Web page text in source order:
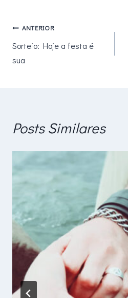
Navegação
de
ANTERIOR
Sorteio: Hoje a festa é
sua
Posts Similares